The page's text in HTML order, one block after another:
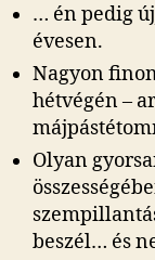
… én pedig
évesen.
Nagyon
hétvégén –
Olyan
beszél… és